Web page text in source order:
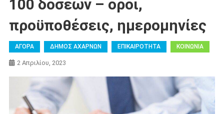
100 δόσεων – όροι,
προϋποθέσεις, ημερομηνίες
ΑΓΟΡΑ ΔΗΜΟΣ ΑΧΑΡΝΩΝ ΕΠΙΚΑΙΡΟΤΗΤΑ ΚΟΙΝΩΝΙΑ
2 Απριλίου, 2023